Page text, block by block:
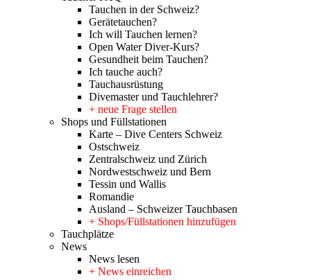
Tauchen in der Schweiz?
Gerätetauchen?
Ich will Tauchen lernen?
Open Water Diver-Kurs?
Gesundheit beim Tauchen?
Ich tauche auch?
Tauchausrüstung
Divemaster und Tauchlehrer?
+ neue Frage stellen
Shops und Füllstationen
Karte – Dive Centers Schweiz
Ostschweiz
Zentralschweiz und Zürich
Nordwestschweiz und Bern
Tessin und Wallis
Romandie
Ausland – Schweizer Tauchbasen
+ Shops/Füllstationen hinzufügen
Tauchplätze
News
News lesen
+ News einreichen